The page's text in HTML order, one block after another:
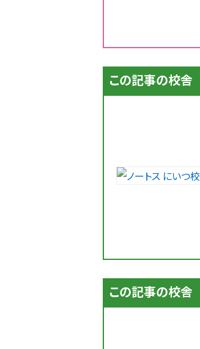
この記事の校舎
この記事の校舎